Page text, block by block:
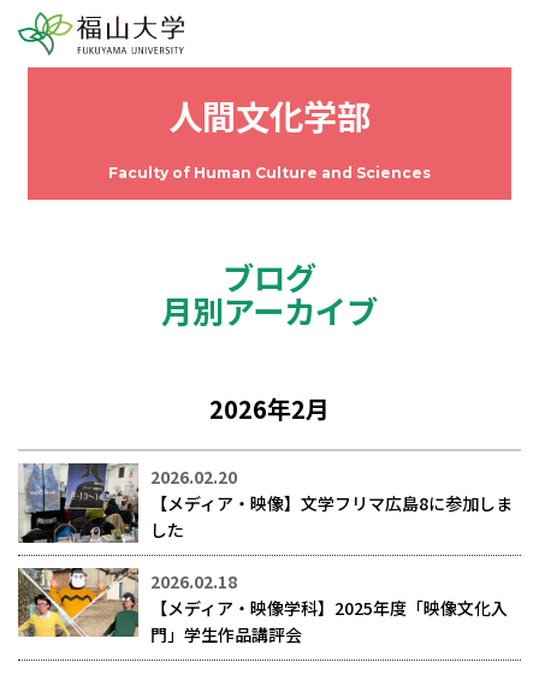
人間文化学部
Faculty of Human Culture and Sciences
ブログ
月別アーカイブ
2026年2月
2026.02.20
【メディア・映像】文学フリマ広島8に参加しま
した
2026.02.18
【メディア・映像学科】2025年度「映像文化入
門」学生作品講評会